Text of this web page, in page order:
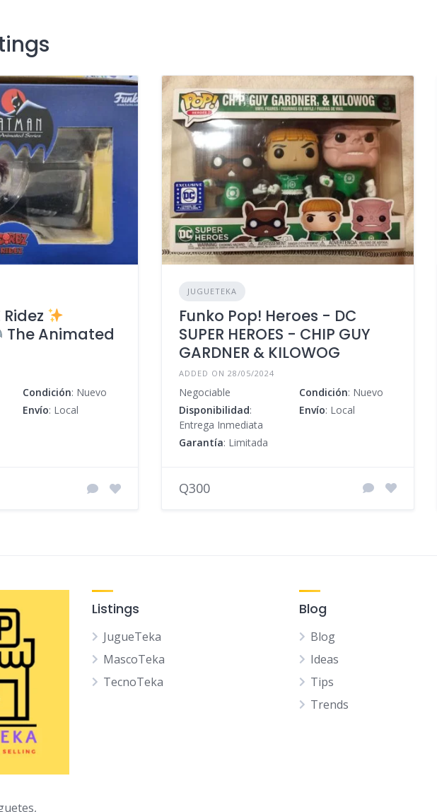
Ridez
The Animated
Condición: Nuevo
Envío: Local
JUGUETEKA
Funko Pop! Heroes - DC
SUPER HEROES - CHIP GUY
GARDNER & KILOWOG
ADDED ON 28/05/2024
Negociable Condición: Nuevo
Disponibilidad:
Entrega Inmediata
Envío: Local
Garantía: Limitada
Q300
Listings
JugueTeka
MascoTeka
TecnoTeka
Blog
Blog
Ideas
Tips
Trends